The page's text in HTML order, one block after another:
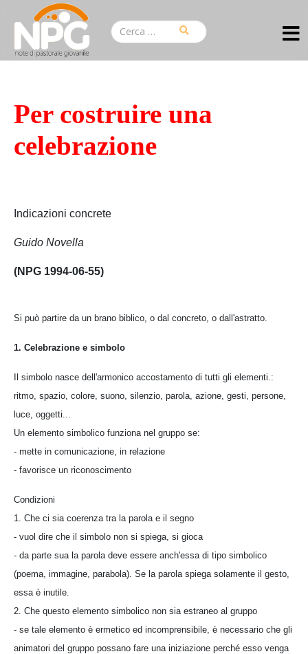
Per costruire una
celebrazione
Indicazioni concrete
Guido Novella
(NPG 1994-06-55)
Si può partire da un brano biblico, o dal concreto, o dall'astratto.
1. Celebrazione e simbolo
Il simbolo nasce dell'armonico accostamento di tutti gli elementi.:
ritmo, spazio, colore, suono, silenzio, parola, azione, gesti, persone,
luce, oggetti...
Un elemento simbolico funziona nel gruppo se:
- mette in comunicazione, in relazione
- favorisce un riconoscimento
Condizioni
1. Che ci sia coerenza tra la parola e il segno
- vuol dire che il simbolo non si spiega, si gioca
- da parte sua la parola deve essere anch'essa di tipo simbolico
(poema, immagine, parabola). Se la parola spiega solamente il gesto,
essa è inutile.
2. Che questo elemento simbolico non sia estraneo al gruppo
- se tale elemento è ermetico ed incomprensibile, è necessario che gli
animatori del gruppo possano fare una iniziazione perché esso venga